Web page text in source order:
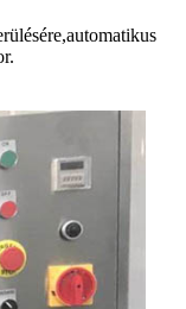
automatikus